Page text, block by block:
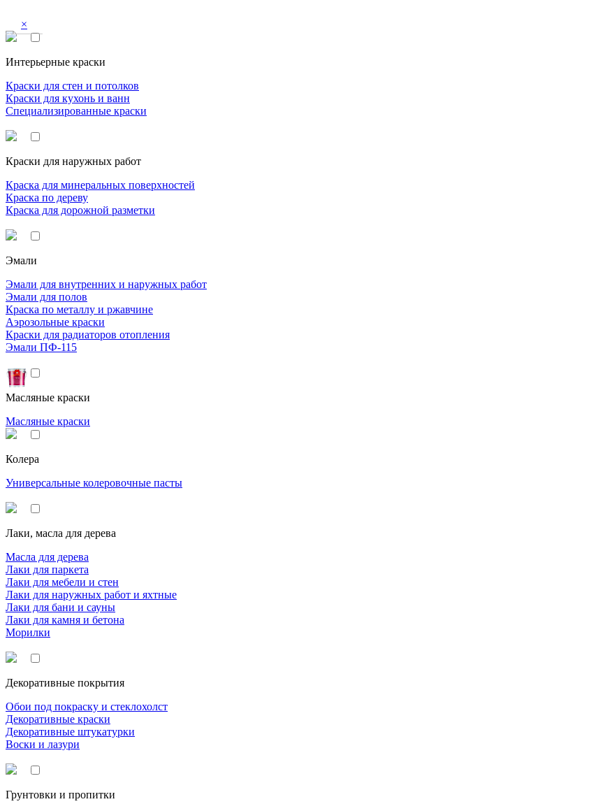
×
Интерьерные краски
Краски для стен и потолков
Краски для кухонь и ванн
Специализированные краски
Краски для наружных работ
Краска для минеральных поверхностей
Краска по дереву
Краска для дорожной разметки
Эмали
Эмали для внутренних и наружных работ
Эмали для полов
Краска по металлу и ржавчине
Аэрозольные краски
Краски для радиаторов отопления
Эмали ПФ-115
Масляные краски
Масляные краски
Колера
Универсальные колеровочные пасты
Лаки, масла для дерева
Масла для дерева
Лаки для паркета
Лаки для мебели и стен
Лаки для наружных работ и яхтные
Лаки для бани и сауны
Лаки для камня и бетона
Морилки
Декоративные покрытия
Обои под покраску и стеклохолст
Декоративные краски
Декоративные штукатурки
Воски и лазури
Грунтовки и пропитки